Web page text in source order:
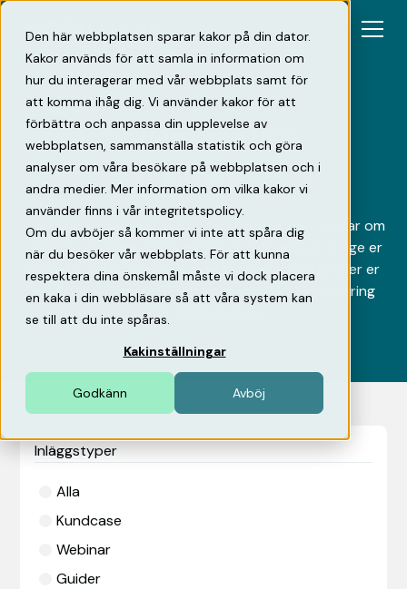
Den här webbplatsen sparar kakor på din dator.
Kakor används för att samla in information om
hur du interagerar med vår webbplats samt för
att komma ihåg dig. Vi använder kakor för att
förbättra och anpassa din upplevelse av
webbplatsen, sammanställa statistik och göra
analyser om våra besökare på webbplatsen och i
andra medier. Mer information om vilka kakor vi
använder finns i vår integritetspolicy.
Om du avböjer så kommer vi inte att spåra dig
när du besöker vår webbplats. För att kunna
respektera dina önskemål måste vi dock placera
en kaka i din webbläsare så att våra system kan
se till att du inte spåras.
Kakinställningar
Godkänn Avböj
Hem Kunskapsbank
Blogg
Här delar vi med oss av insikter, trender och tankar om
dagens och framtidens mobilitet. Vårt mål är att ge er
kunskap och perspektiv som inspirerar och hjälper er
att fatta smartare beslut kring er affär för parkering
och elbilsladdning.
Inläggstyper
Alla
Kundcase
Webinar
Guider